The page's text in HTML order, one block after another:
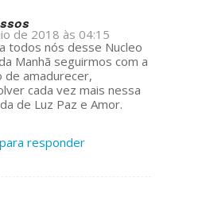
de 2018 às 04:15
todos nós desse Nucleo
Manhã seguirmos com a
de amadurecer,
cada vez mais nessa
de Luz Paz e Amor.
responder